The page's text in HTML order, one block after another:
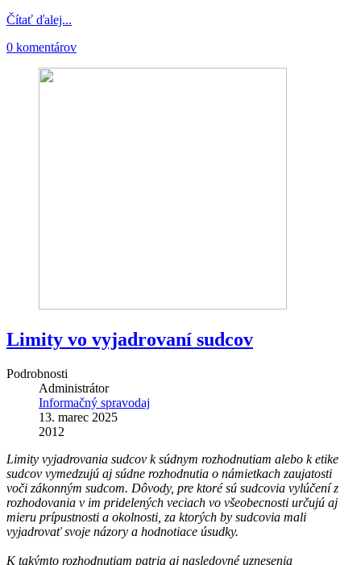
Čítať ďalej...
0 komentárov
Limity vo vyjadrovaní sudcov
Podrobnosti
Administrátor
Informačný spravodaj
13. marec 2025
2012
Limity vyjadrovania sudcov k súdnym rozhodnutiam alebo k etike
sudcov vymedzujú aj súdne rozhodnutia o námietkach zaujatosti
voči zákonným sudcom. Dôvody, pre ktoré sú sudcovia vylúčení z
rozhodovania v im pridelených veciach vo všeobecnosti určujú aj
mieru prípustnosti a okolnosti, za ktorých by sudcovia mali
vyjadrovať svoje názory a hodnotiace úsudky.
K takýmto rozhodnutiam patria aj nasledovné uznesenia